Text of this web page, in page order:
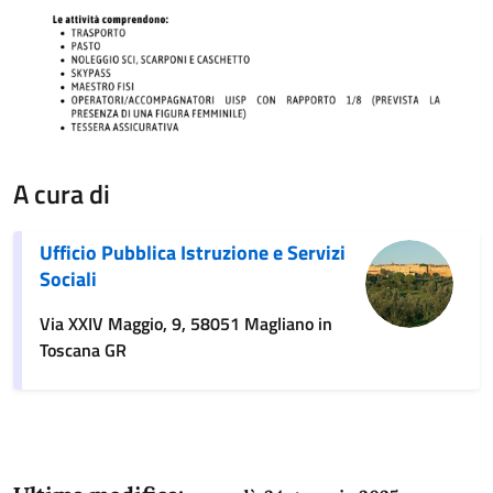
A cura di
Ufficio Pubblica Istruzione e Servizi
Sociali
Via XXIV Maggio, 9, 58051 Magliano in
Toscana GR